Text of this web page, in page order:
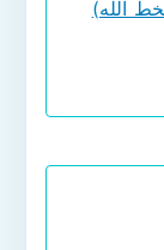
الله)